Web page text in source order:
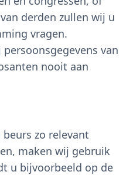
derden zullen wij u
vragen.
van
nooit aan
zo relevant
maken wij gebruik
u bijvoorbeeld op de